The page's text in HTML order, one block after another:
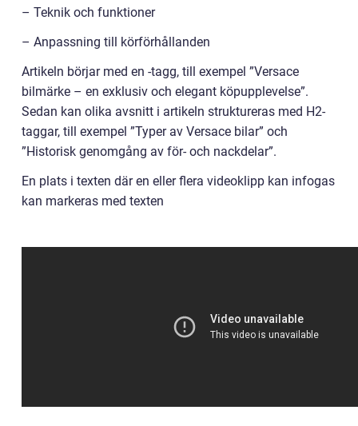
– Teknik och funktioner
– Anpassning till körförhållanden
Artikeln börjar med en -tagg, till exempel ”Versace
bilmärke – en exklusiv och elegant köpupplevelse”.
Sedan kan olika avsnitt i artikeln struktureras med H2-
taggar, till exempel ”Typer av Versace bilar” och
”Historisk genomgång av för- och nackdelar”.
En plats i texten där en eller flera videoklipp kan infogas
kan markeras med texten